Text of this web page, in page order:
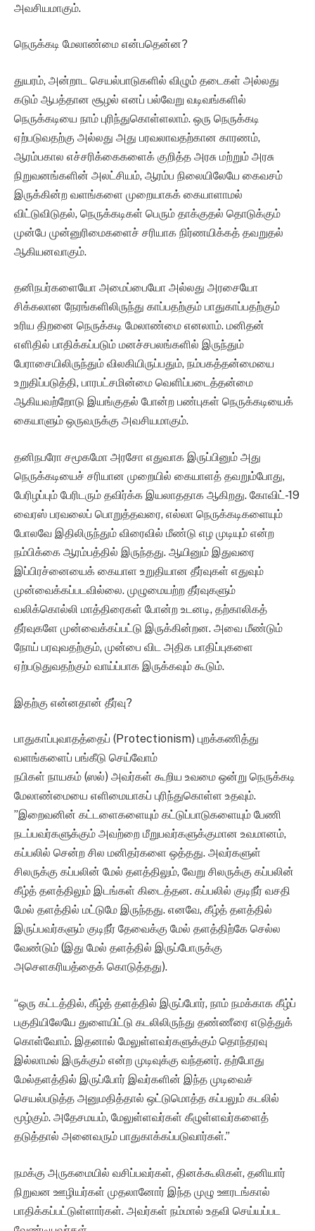
அவசியமாகும்.
நெருக்கடி மேலாண்மை என்பதென்ன?
துயரம், அன்றாட செயல்பாடுகளில் விழும் தடைகள் அல்லது
கடும் ஆபத்தான சூழல் எனப் பல்வேறு வடிவங்களில்
நெருக்கடியை நாம் புரிந்துகொள்ளலாம். ஒரு நெருக்கடி
ஏற்படுவதற்கு அல்லது அது பரவலாவதற்கான காரணம்,
ஆரம்பகால எச்சரிக்கைகளைக் குறித்த அரசு மற்றும் அரசு
நிறுவனங்களின் அலட்சியம், ஆரம்ப நிலையிலேயே கைவசம்
இருக்கின்ற வளங்களை முறையாகக் கையாளாமல்
விட்டுவிடுதல், நெருக்கடிகள் பெரும் தாக்குதல் தொடுக்கும்
முன்பே முன்னுரிமைகளைச் சரியாக நிர்ணயிக்கத் தவறுதல்
ஆகியனவாகும்.
தனிநபர்களையோ அமைப்பையோ அல்லது அரசையோ
சிக்கலான நேரங்களிலிருந்து காப்பதற்கும் பாதுகாப்பதற்கும்
உரிய திறனை நெருக்கடி மேலாண்மை எனலாம். மனிதன்
எளிதில் பாதிக்கப்படும் மனச்சபலங்களில் இருந்தும்
பேராசையிலிருந்தும் விலகியிருப்பதும், நம்பகத்தன்மையை
உறுதிப்படுத்தி, பாரபட்சமின்மை வெளிப்படைத்தன்மை
ஆகியவற்றோடு இயங்குதல் போன்ற பண்புகள் நெருக்கடியைக்
கையாளும் ஒருவருக்கு அவசியமாகும்.
தனிநபரோ சமூகமோ அரசோ எதுவாக இருப்பினும் அது
நெருக்கடியைச் சரியான முறையில் கையாளத் தவறும்போது,
பேரிழப்பும் பேரிடரும் தவிர்க்க இயலாததாக ஆகிறது. கோவிட்-19
வைரஸ் பரவலைப் பொறுத்தவரை, எல்லா நெருக்கடிகளையும்
போலவே இதிலிருந்தும் விரைவில் மீண்டு எழ முடியும் என்ற
நம்பிக்கை ஆரம்பத்தில் இருந்தது. ஆயினும் இதுவரை
இப்பிரச்னையைக் கையாள உறுதியான தீர்வுகள் எதுவும்
முன்வைக்கப்படவில்லை. முழுமையற்ற தீர்வுகளும்
வலிக்கொல்லி மாத்திரைகள் போன்ற உடனடி, தற்காலிகத்
தீர்வுகளே முன்வைக்கப்பட்டு இருக்கின்றன. அவை மீண்டும்
நோய் பரவுவதற்கும், முன்பை விட அதிக பாதிப்புகளை
ஏற்படுதுவதற்கும் வாய்ப்பாக இருக்கவும் கூடும்.
இதற்கு என்னதான் தீர்வு?
பாதுகாப்புவாதத்தைப் (Protectionism) புறக்கணித்து
வளங்களைப் பங்கீடு செய்வோம்
நபிகள் நாயகம் (ஸல்) அவர்கள் கூறிய உவமை ஒன்று நெருக்கடி
மேலாண்மையை எளிமையாகப் புரிந்துகொள்ள உதவும்.
”இறைவனின் கட்டளைகளையும் கட்டுப்பாடுகளையும் பேணி
நடப்பவர்களுக்கும் அவற்றை மீறுபவர்களுக்குமான உவமானம்,
கப்பலில் சென்ற சில மனிதர்களை ஒத்தது. அவர்களுள்
சிலருக்கு கப்பலின் மேல் தளத்திலும், வேறு சிலருக்கு கப்பலின்
கீழ்த் தளத்திலும் இடங்கள் கிடைத்தன. கப்பலில் குடிநீர் வசதி
மேல் தளத்தில் மட்டுமே இருந்தது. எனவே, கீழ்த் தளத்தில்
இருப்பவர்களும் குடிநீர் தேவைக்கு மேல் தளத்திற்கே செல்ல
வேண்டும் (இது மேல் தளத்தில் இருப்போருக்கு
அசெளகரியத்தைக் கொடுத்தது).
“ஒரு கட்டத்தில், கீழ்த் தளத்தில் இருப்போர், நாம் நமக்காக கீழ்ப்
பகுதியிலேயே துளையிட்டு கடலிலிருந்து தண்ணீரை எடுத்துக்
கொள்வோம். இதனால் மேலுள்ளவர்களுக்கும் தொந்தரவு
இல்லாமல் இருக்கும் என்ற முடிவுக்கு வந்தனர். தற்போது
மேல்தளத்தில் இருப்போர் இவர்களின் இந்த முடிவைச்
செயல்படுத்த அனுமதித்தால் ஒட்டுமொத்த கப்பலும் கடலில்
மூழ்கும். அதேசமயம், மேலுள்ளவர்கள் கீழுள்ளவர்களைத்
தடுத்தால் அனைவரும் பாதுகாக்கப்படுவார்கள்.”
நமக்கு அருகமையில் வசிப்பவர்கள், தினக்கூலிகள், தனியார்
நிறுவன ஊழியர்கள் முதலானோர் இந்த முழு ஊரடங்கால்
பாதிக்கப்பட்டுள்ளார்கள். அவர்கள் நம்மால் உதவி செய்யப்பட